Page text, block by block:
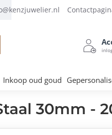
Inkoop oud goud
30mm -